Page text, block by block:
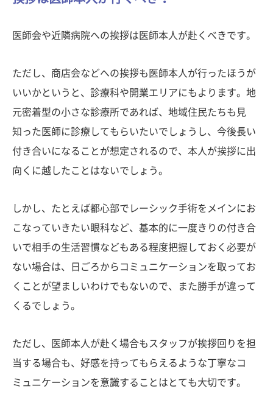
医師会や近隣病院への挨拶は医師本人が赴くべきです。
ただし、商店会などへの挨拶も医師本人が行ったほうが
いいかというと、診療科や開業エリアにもよります。地
元密着型の小さな診療所であれば、地域住民たちも見
知った医師に診療してもらいたいでしょうし、今後長い
付き合いになることが想定されるので、本人が挨拶に出
向くに越したことはないでしょう。
しかし、たとえば都心部でレーシック手術をメインにお
こなっていきたい眼科など、基本的に一度きりの付き合
いで相手の生活習慣などもある程度把握しておく必要が
ない場合は、日ごろからコミュニケーションを取ってお
くことが望ましいわけでもないので、また勝手が違って
くるでしょう。
ただし、医師本人が赴く場合もスタッフが挨拶回りを担
当する場合も、好感を持ってもらえるような丁寧なコ
ミュニケーションを意識することはとても大切です。